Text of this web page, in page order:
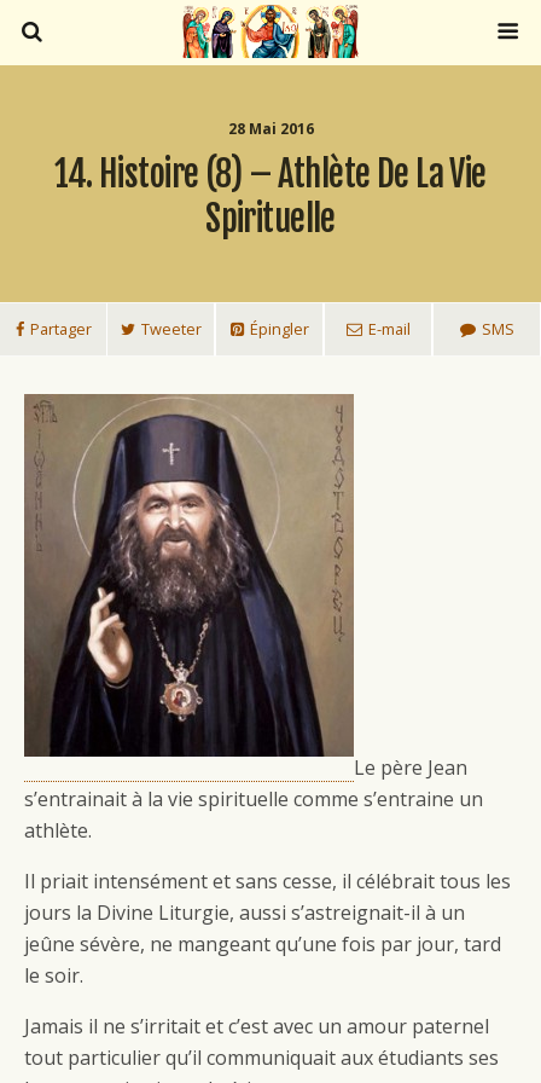
28 Mai 2016
14. Histoire (8) – Athlète De La Vie
Spirituelle
Partager Tweeter Épingler E-mail SMS
Le père Jean
s’entrainait à la vie spirituelle comme s’entraine un
athlète.
Il priait intensément et sans cesse, il célébrait tous les
jours la Divine Liturgie, aussi s’astreignait-il à un
jeûne sévère, ne mangeant qu’une fois par jour, tard
le soir.
Jamais il ne s’irritait et c’est avec un amour paternel
tout particulier qu’il communiquait aux étudiants ses